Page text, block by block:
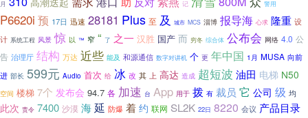
月
记 警用
P6620i 预 17日 迅速 28181 Plus 至 及 城市 MCS 淄博 报导海 心求 隆重 设
计 系统工程 风景 惊 以 ™ 窄 “ 了 之一 汉胜 国产 而 穷冬 综合体 公布会 网络 4.0 公
告 治理厅 结构 万达 近些 能及 和源通信 数字对讲机 个 更 年中国 1月 MUSA 向前
进 部长 599元 Audio 首次 给 冰 改 其 上 高达 造成 超短波 油田 电梯 N50
空间 楼梯 7个 发布会 94.7 各 加速 台 App 用于 拨 有 裁员 它 公司 级 均
此次 责令 7400 沙漠 海延 防爆 着 约 联网 SL2K 22日 8220 会议 产品目录